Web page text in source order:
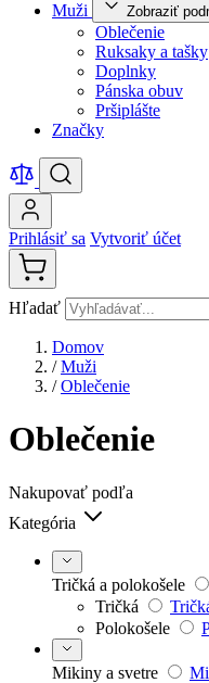
Muži
Zobraziť
Oblečenie
Ruksaky a tašky
Doplnky
Pánska obuv
Pršiplášte
Značky
Prihlásiť sa Vytvoriť účet
Hľadať
Domov
/ Muži
/ Oblečenie
Oblečenie
Nakupovať podľa
Kategória
Tričká a polokošele
Tričká
Polokošele
Mikiny a svetre